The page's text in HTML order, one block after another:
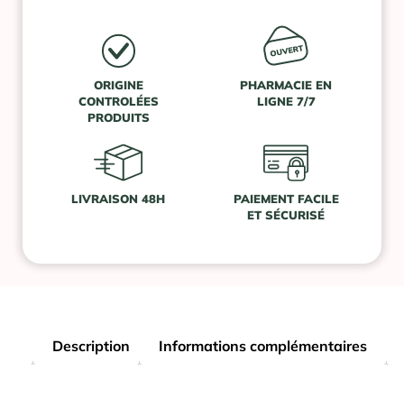
ORIGINE
CONTROLÉES
PRODUITS
PHARMACIE EN
LIGNE 7/7
LIVRAISON 48H
PAIEMENT FACILE
ET SÉCURISÉ
Description Informations complémentaires